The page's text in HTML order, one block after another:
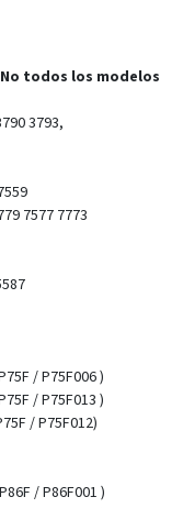
todos los modelos
3793,
7577 7773
/ P75F006 )
/ P75F013 )
/ P75F012)
/ P86F001 )